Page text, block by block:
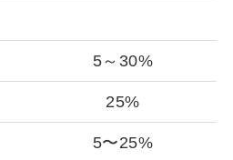
5～30%
25%
5〜25%